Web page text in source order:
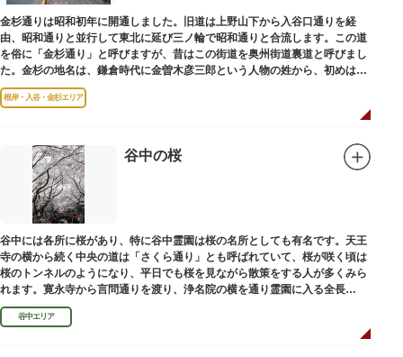
金杉通りは昭和初年に開通しました。旧道は上野山下から入谷口通りを経
由、昭和通りと並行して東北に延び三ノ輪で昭和通りと合流します。この道
を俗に「金杉通り」と呼びますが、昔はこの街道を奥州街道裏道と呼びまし
た。金杉の地名は、鎌倉時代に金曽木彦三郎という人物の姓から、初めは金
曽木、それが金杉に変わったものとされています。
根岸・入谷・金杉エリア
谷中の桜
谷中には各所に桜があり、特に谷中霊園は桜の名所としても有名です。天王
寺の横から続く中央の道は「さくら通り」とも呼ばれていて、桜が咲く頃は
桜のトンネルのようになり、平日でも桜を見ながら散策をする人が多くみら
れます。寛永寺から言問通りを渡り、浄名院の横を通り霊園に入る全長
100mの桜並木や、霊園内に点在する大木なども見事です。
谷中エリア